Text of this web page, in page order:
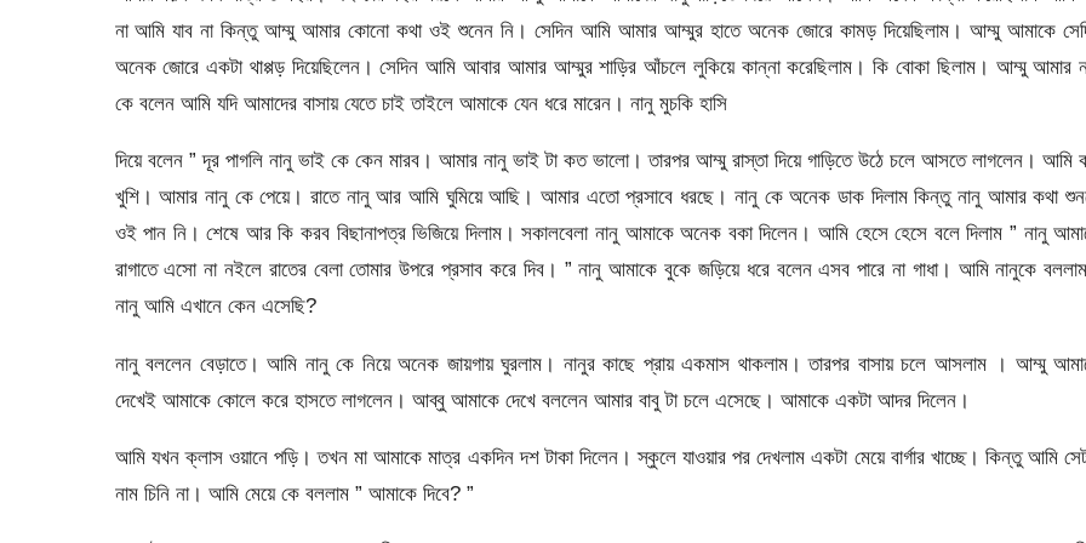
না আমি যাব না কিন্তু আম্মু আমার কোনো কথা ওই শুনেন নি। সেদিন আমি আমার আম্মুর হাতে অনেক জোরে কামড় দিয়েছিলাম। আম্মু আমাকে
অনেক জোরে একটা থাপ্পড় দিয়েছিলেন। সেদিন আমি আবার আমার আম্মুর শাড়ির আঁচলে লুকিয়ে কান্না করেছিলাম। কি বোকা ছিলাম। আম্মু আমার
কে বলেন আমি যদি আমাদের বাসায় যেতে চাই তাইলে আমাকে যেন ধরে মারেন। নানু মুচকি হাসি
দিয়ে বলেন ” দূর পাগলি নানু ভাই কে কেন মারব। আমার নানু ভাই টা কত ভালো। তারপর আম্মু রাস্তা দিয়ে গাড়িতে উঠে চলে আসতে লাগলেন। আমি
খুশি। আমার নানু কে পেয়ে। রাতে নানু আর আমি ঘুমিয়ে আছি। আমার এতো প্রসাবে ধরছে। নানু কে অনেক ডাক দিলাম কিন্তু নানু আমার কথা
ওই পান নি। শেষে আর কি করব বিছানাপত্র ভিজিয়ে দিলাম। সকালবেলা নানু আমাকে অনেক বকা দিলেন। আমি হেসে হেসে বলে দিলাম ” নানু
রাগাতে এসো না নইলে রাতের বেলা তোমার উপরে প্রসাব করে দিব। ” নানু আমাকে বুকে জড়িয়ে ধরে বলেন এসব পারে না গাধা। আমি নানুকে
নানু আমি এখানে কেন এসেছি?
নানু বললেন বেড়াতে। আমি নানু কে নিয়ে অনেক জায়গায় ঘুরলাম। নানুর কাছে প্রায় একমাস থাকলাম। তারপর বাসায় চলে আসলাম । আম্মু
দেখেই আমাকে কোলে করে হাসতে লাগলেন। আব্বু আমাকে দেখে বললেন আমার বাবু টা চলে এসেছে। আমাকে একটা আদর দিলেন।
আমি যখন ক্লাস ওয়ানে পড়ি। তখন মা আমাকে মাত্র একদিন দশ টাকা দিলেন। স্কুলে যাওয়ার পর দেখলাম একটা মেয়ে বার্গার খাচ্ছে। কিন্তু আমি
নাম চিনি না। আমি মেয়ে কে বললাম ” আমাকে দিবে? ”